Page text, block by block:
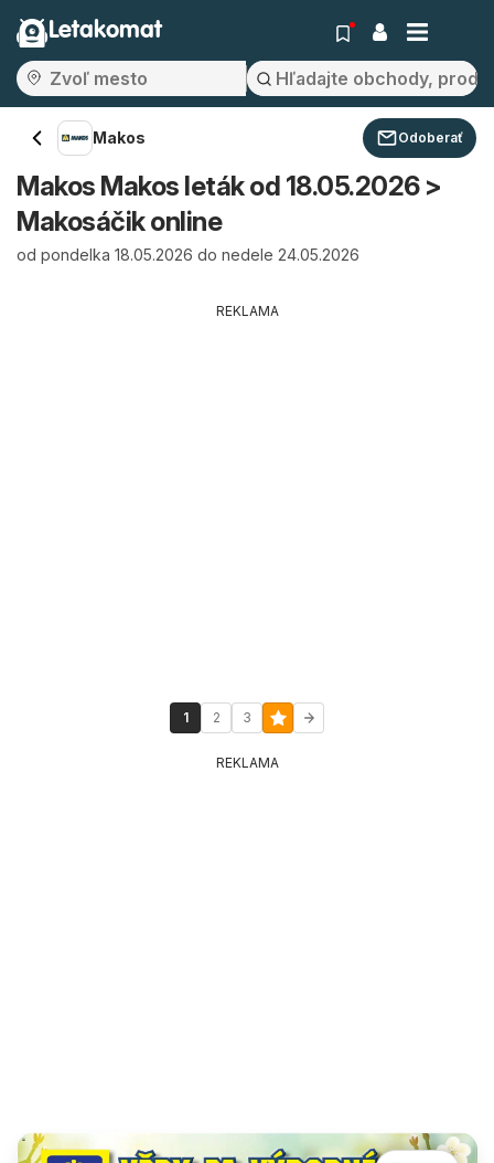
Letakomat
Makos Odoberať
Makos Makos leták od 18.05.2026 >
Makosáčik online
od pondelka 18.05.2026 do nedele 24.05.2026
REKLAMA
1 2 3
REKLAMA